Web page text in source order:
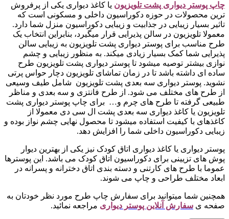
چاپ پوستر دیواری پشت تلویزیون یا کاغذ دیواری یکی از پرفروش
ترین محصولات در حوزه دکوراسیون داخلی و مسکونی است که
تاثیر بسیار زیبایی در جذابیت و زیبایی دکوراسیون منزل شما دارد.
معمولا تلویزیون در سالن پذیرایی قرار میگیرد، بنابراین انتخاب یک
طرح مناسب برای پوستر دیواری پشت تلویزیون به زیبایی سالن
پذیرایی شما کمک بسیار زیادی میکند. به منظور زیبایی و چشم
نوازی بیشتر توصیه میشود تا پوستر دیواری پشت تلویزیون طرح
ساده ای داشته باشد تا در زمان تماشای تلویزیون دچار حواس پرتی
نشوید. پوستر دیواری سه بعدی پشت تلویزیون شامل طیف وسیعی
از طرح های مختلف می شود. از طرح فانتزی و سه بعدی و مناظر
طبیعی گرفته تا طرح های چرم و… برای چاپ پوستر دیواری پشت
تلویزیون یا کاغذ دیواری سه بعدی پشت ال سی دی معمولا از
کاغذهای با کیفیت استفاده میشود تا محصول نهایی چشم نواز بوده و
زیبایی دکوراسیون داخلی شما را افزایش دهد.
پوستر دیواری یا کاغذ دیواری اتاق کودک نیز یکی از بهترین دیوار
پوش های تزیینی برای دکوراسیون اتاق کودک می باشد. این پوسترها
عموما با طرح های کارتنی و دسته بندی اتاق دخترانه و پسرانه در
ابعاد مختلف طراحی و چاپ می شوند.
همچنین شما میتوانید برای سفارش چاپ طرح مورد نظر خودتان به
صفحه ی سفارش آنلاین پوستر دیواری مراجعه نمائید.